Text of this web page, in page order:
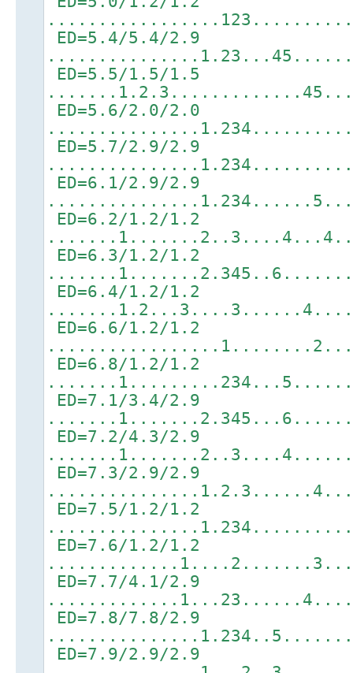
ED=5.4/5.4/2.9
ED=5.5/1.5/1.5
ED=5.6/2.0/2.0
ED=5.7/2.9/2.9
ED=6.1/2.9/2.9
ED=6.2/1.2/1.2
ED=6.3/1.2/1.2
ED=6.4/1.2/1.2
ED=6.6/1.2/1.2
ED=6.8/1.2/1.2
ED=7.1/3.4/2.9
ED=7.2/4.3/2.9
ED=7.3/2.9/2.9
ED=7.5/1.2/1.2
ED=7.6/1.2/1.2
ED=7.7/4.1/2.9
ED=7.8/7.8/2.9
ED=7.9/2.9/2.9